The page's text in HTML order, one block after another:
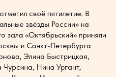
своё пятилетие. В
звёзды России» на
зала «Октябрьский» приняли
и Санкт-Петербурга
Элина Быстрицкая,
Нина Ургант,